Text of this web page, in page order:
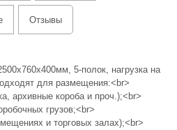
Отзывы
5-полок, нагрузка на
для размещения:<br>
архивные короба и проч.);<br>
грузов;<br>
и торговых залах);<br>